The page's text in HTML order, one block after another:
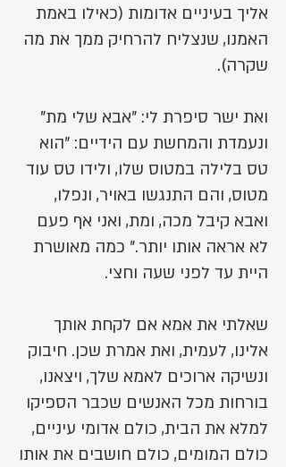
אליך בעיניים אדומות (כאילו באמת
האמנו, שנצליח להרחיק ממך את מה
שקרה).
ואת ישר סיפרת לי: "אבא שלי מת"
ונעמדת והמחשת עם הידיים: "הוא
טס בלילה במטוס שלו, ולידו טס עוד
מטוס, והם התנגשו באויר, ונפלו,
ואבא קיבל מכה, ומת, ואני אף פעם
לא אראה אותו יותר." כמה מאושרת
היית עד לפני שעה וחצי.
שאלתי את אמא אם לקחת אותך
אלינו, לעמית, ואת אמרת שכן. חיבוק
ונשיקה ארוכים לאמא שלך, ויצאנו,
בורחות מכל האנשים שכבר הספיקו
למלא את הבית, כולם אדומי עיניים,
כולם המומים, כולם חושבים את אותו